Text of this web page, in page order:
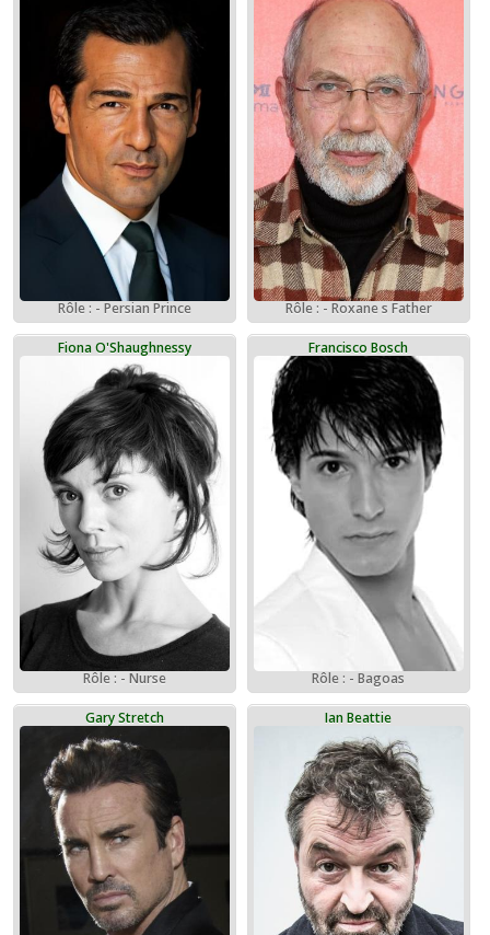
Rôle : - Persian Prince Rôle : - Roxane s Father
Fiona O'Shaughnessy
Rôle : - Nurse
Francisco Bosch
Rôle : - Bagoas
Gary Stretch Ian Beattie